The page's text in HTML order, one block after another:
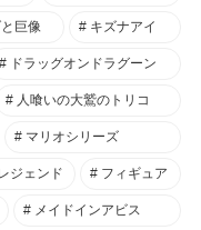
巨像 キズナアイ
ドラッグオンドラグーン
人喰いの大鷲のトリコ
マリオシリーズ
ジェンド フィギュア
メイドインアビス